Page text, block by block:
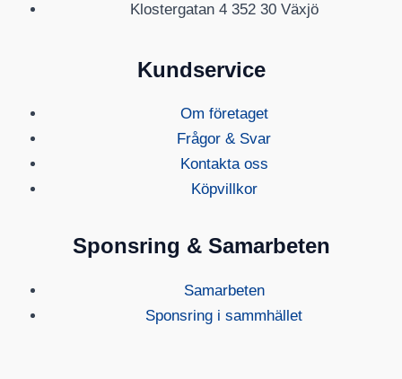
Klostergatan 4 352 30 Växjö
Kundservice
Om företaget
Frågor & Svar
Kontakta oss
Köpvillkor
Sponsring & Samarbeten
Samarbeten
Sponsring i sammhället